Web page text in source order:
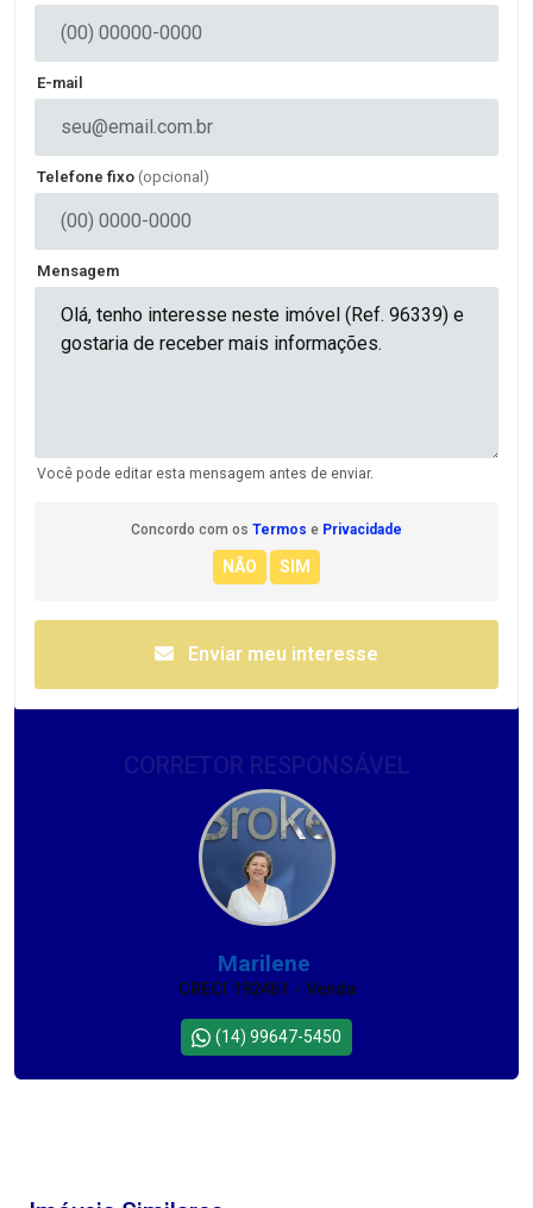
E-mail
Telefone fixo (opcional)
Mensagem
Você pode editar esta mensagem antes de enviar.
Concordo com os Termos e Privacidade
Enviar meu interesse
Marilene
CRECI 192461 - Venda
(14) 99647-5450